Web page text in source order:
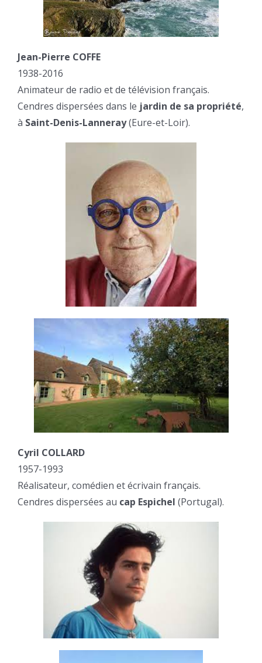
Jean-Pierre COFFE
1938-2016
Animateur de radio et de télévision français.
Cendres dispersées dans le jardin de sa propriété,
à Saint-Denis-Lanneray(Eure-et-Loir).
Cyril COLLARD
1957-1993
Réalisateur, comédien et écrivain français.
Cendres dispersées au cap Espichel (Portugal).